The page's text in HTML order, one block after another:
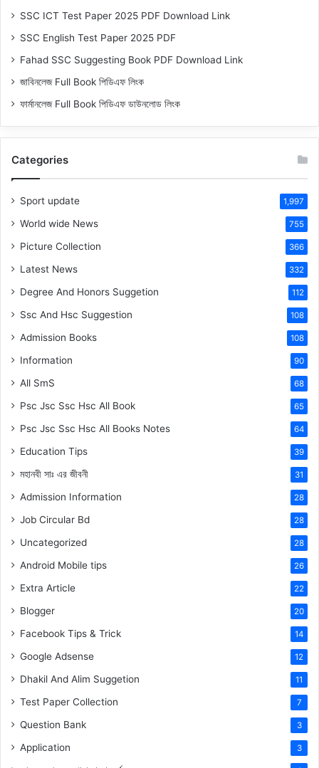
SSC ICT Test Paper 2025 PDF Download Link
SSC English Test Paper 2025 PDF
Fahad SSC Suggesting Book PDF Download Link
জাবিনলেজ Full Book পিডিএফ লিংক
ফার্মানলেজ Full Book পিডিএফ ডাউনলোড লিংক
Categories
Sport update 1,997
World wide News 755
Picture Collection 366
Latest News 332
Degree And Honors Suggetion 112
Ssc And Hsc Suggestion 108
Admission Books 108
Information 90
All SmS 68
Psc Jsc Ssc Hsc All Book 65
Psc Jsc Ssc Hsc All Books Notes 64
Education Tips 39
মহানবী সাঃ এর জীবনী 31
Admission Information 28
Job Circular Bd 28
Uncategorized 28
Android Mobile tips 26
Extra Article 22
Blogger 20
Facebook Tips & Trick 14
Google Adsense 12
Dhakil And Alim Suggetion 11
Test Paper Collection 7
Question Bank 3
Application 3